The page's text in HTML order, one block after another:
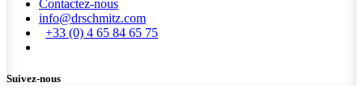
Contactez-nous
info@drschmitz.com
+33 (0) 4 65 84 65 75
Suivez-nous